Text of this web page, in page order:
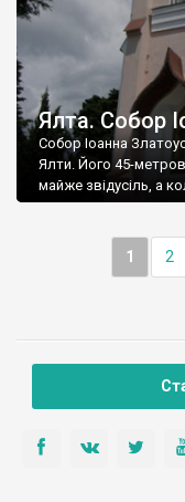
Ялта. Собор
Собор Іоанна
Ялти. Його 45-
майже звідусіль, а
1 2